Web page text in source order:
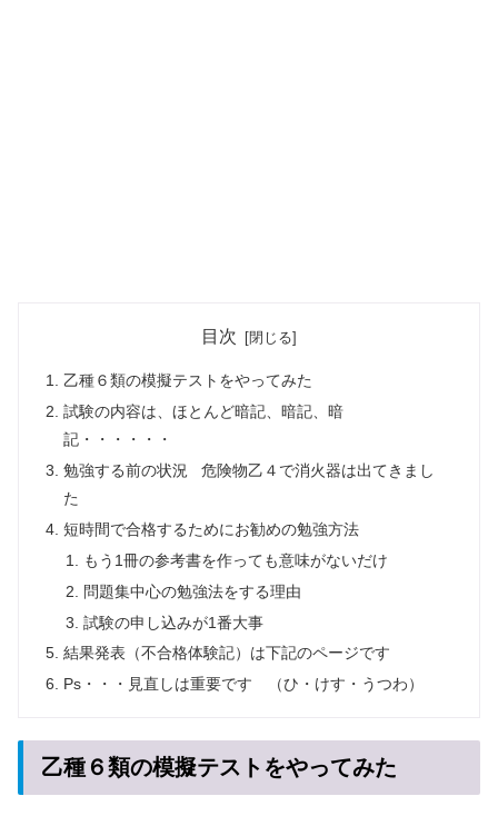
目次
乙種６類の模擬テストをやってみた
試験の内容は、ほとんど暗記、暗記、暗
記・・・・・・
勉強する前の状況 危険物乙４で消火器は出てきまし
た
短時間で合格するためにお勧めの勉強方法
もう1冊の参考書を作っても意味がないだけ
問題集中心の勉強法をする理由
試験の申し込みが1番大事
結果発表（不合格体験記）は下記のページです
Ps・・・見直しは重要です （ひ・けす・うつわ）
乙種６類の模擬テストをやってみた